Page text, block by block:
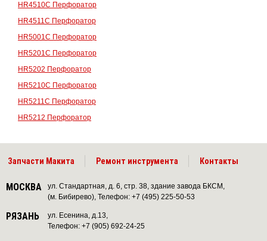
HR4510C Перфоратор
HR4511C Перфоратор
HR5001C Перфоратор
HR5201C Перфоратор
HR5202 Перфоратор
HR5210C Перфоратор
HR5211C Перфоратор
HR5212 Перфоратор
Запчасти Макита Ремонт инструмента Контакты
МОСКВА
ул. Стандартная, д. 6, стр. 38, здание завода БКСМ,
(м. Бибирево), Телефон: +7 (495) 225-50-53
РЯЗАНЬ
ул. Есенина, д.13,
Телефон: +7 (905) 692-24-25